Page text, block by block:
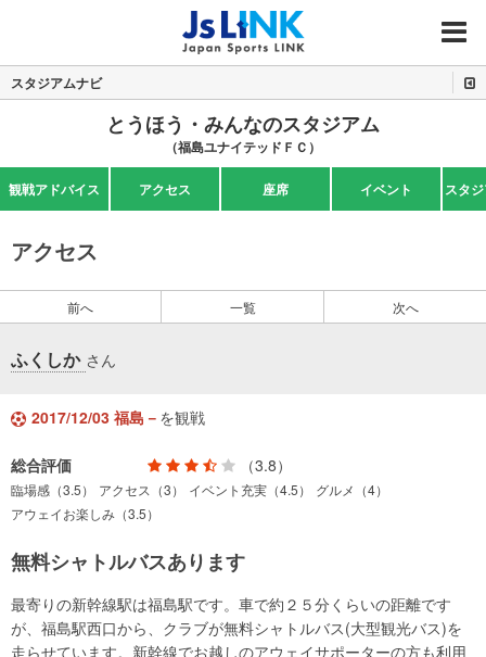
MENU
スタジアムナビ
とうほう・みんなのスタジアム
（福島ユナイテッドＦＣ）
観戦アドバイス アクセス 座席 イベント スタ
アクセス
前へ 一覧 次へ
ふくしか さん
2017/12/03 福島－ を観戦
総合評価 （3.8）
臨場感（3.5） アクセス（3） イベント充実（4.5）
グルメ（4）
アウェイお楽しみ（3.5）
無料シャトルバスあります
最寄りの新幹線駅は福島駅です。車で約２５分くらいの距離です
が、福島駅西口から、クラブが無料シャトルバス(大型観光バス)を
走らせています。新幹線でお越しのアウェイサポーターの方も利用